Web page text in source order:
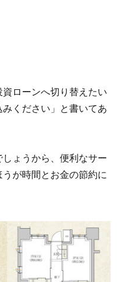
ローンへ切り替えたい
ください」と書いてあ
ょうから、便利なサー
が時間とお金の節約に